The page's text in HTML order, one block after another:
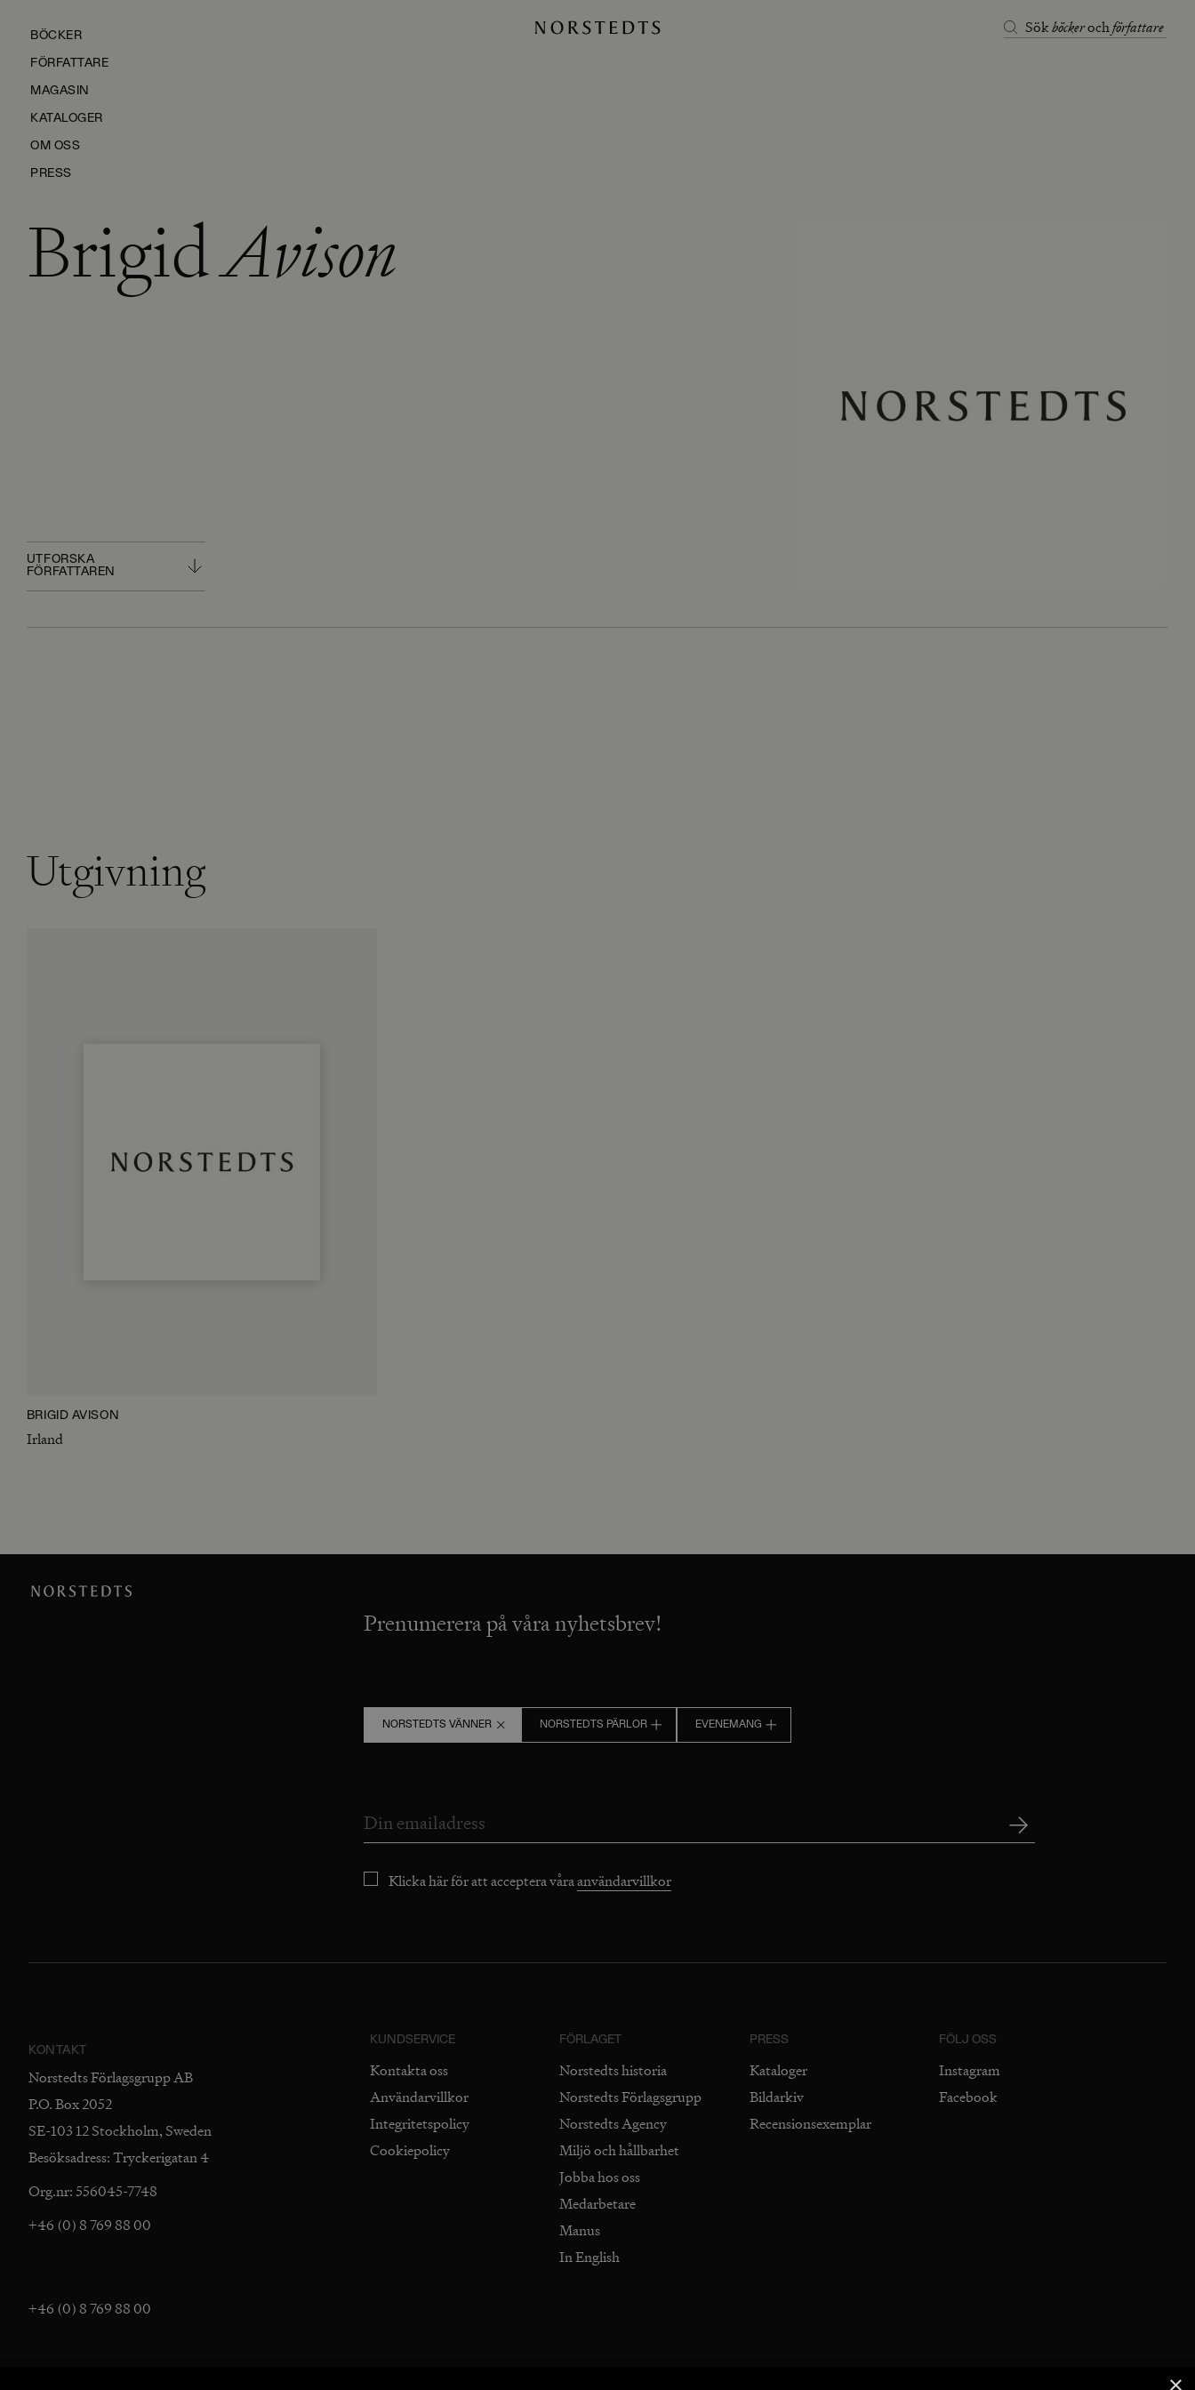
Sökböckerochförfattare
BÖCKER
FÖRFATTARE
MAGASIN
KATALOGER
OM OSS
PRESS
KONTAKTA OSS
HÅLLBARHET
BrigidAvison
UTFORSKA
FÖRFATTAREN
Utgivning
BRIGID AVISON
Irland
Prenumerera på våra nyhetsbrev!
NORSTEDTS VÄNNER NORSTEDTS PÄRLOR EVENEMANG
Klicka här för att acceptera våraanvändarvillkor
KONTAKT
Norstedts Förlagsgrupp AB
P.O. Box 2052
SE-103 12 Stockholm, Sweden
Besöksadress: Tryckerigatan 4
Org.nr: 556045-7748
+46 (0) 8 769 88 00
+46 (0) 8 769 88 00
KUNDSERVICE
Kontakta oss
Användarvillkor
Integritetspolicy
Cookiepolicy
FÖRLAGET
Norstedts historia
Norstedts Förlagsgrupp
Norstedts Agency
Miljö och hållbarhet
Jobba hos oss
Medarbetare
Manus
In English
PRESS
Kataloger
Bildarkiv
Recensionsexemplar
FÖLJ OSS
Instagram
Facebook